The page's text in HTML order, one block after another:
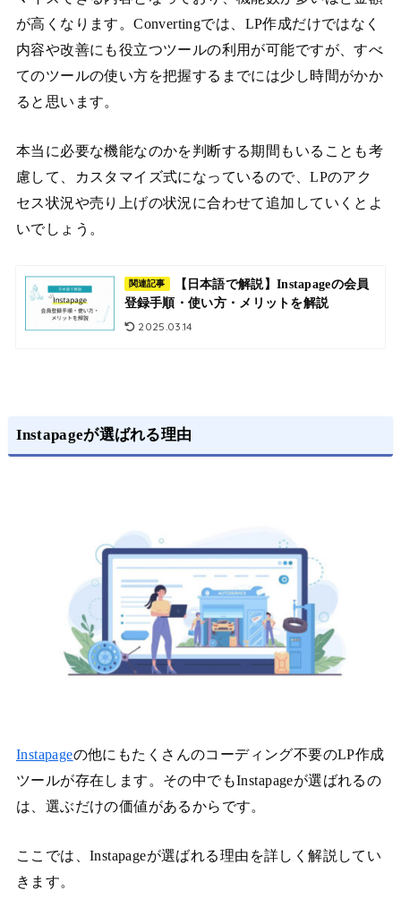
が高くなります。Convertingでは、LP作成だけではなく
内容や改善にも役立つツールの利用が可能ですが、すべ
てのツールの使い方を把握するまでには少し時間がかか
ると思います。
本当に必要な機能なのかを判断する期間もいることも考
慮して、カスタマイズ式になっているので、LPのアク
セス状況や売り上げの状況に合わせて追加していくとよ
いでしょう。
関連記事
【日本語で解説】Instapageの会員
登録手順・使い方・メリットを解説
2025.03.14
Instapageが選ばれる理由
Instapageの他にもたくさんのコーディング不要のLP作成
ツールが存在します。その中でもInstapageが選ばれるの
は、選ぶだけの価値があるからです。
ここでは、Instapageが選ばれる理由を詳しく解説してい
きます。